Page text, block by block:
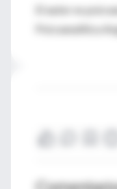
El autor es
Psicoanalítica